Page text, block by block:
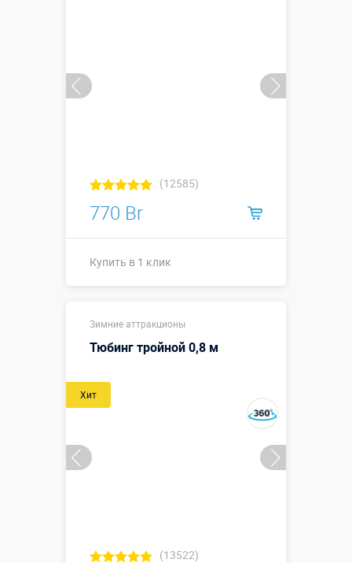
(12585)
770 Br
Купить в 1 клик
Зимние аттракционы
Тюбинг тройной 0,8 м
Хит
(13522)